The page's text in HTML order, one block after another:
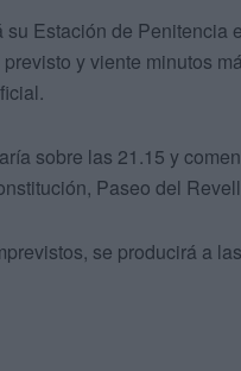
Estación de Penitencia
y viente minutos
sobre las 21.15 y
Paseo del
se producirá a